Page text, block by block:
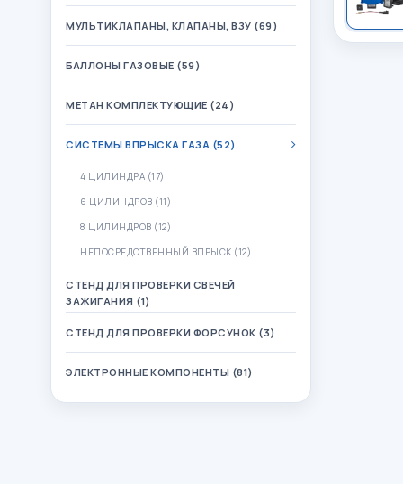
МУЛЬТИКЛАПАНЫ, КЛАПАНЫ, ВЗУ (69)
БАЛЛОНЫ ГАЗОВЫЕ (59)
МЕТАН КОМПЛЕКТУЮЩИЕ (24)
СИСТЕМЫ ВПРЫСКА ГАЗА (52)
4 ЦИЛИНДРА (17)
6 ЦИЛИНДРОВ (11)
8 ЦИЛИНДРОВ (12)
НЕПОСРЕДСТВЕННЫЙ ВПРЫСК (12)
СТЕНД ДЛЯ ПРОВЕРКИ СВЕЧЕЙ
ЗАЖИГАНИЯ (1)
СТЕНД ДЛЯ ПРОВЕРКИ ФОРСУНОК (3)
ЭЛЕКТРОННЫЕ КОМПОНЕНТЫ (81)